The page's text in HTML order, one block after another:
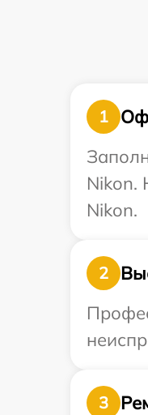
1
Nikon.
Nikon.
2
3